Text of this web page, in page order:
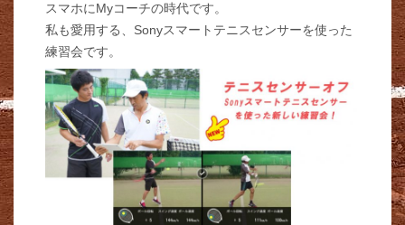
スマホにMyコーチの時代です。
私も愛用する、Sonyスマートテニスセンサーを使った
練習会です。